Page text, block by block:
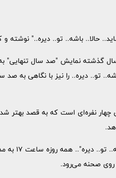
حالا.. باشه.. تو.. دیره.." نوشته و
گذشته نمایش "صد سال تنهایی" به
تو.. دیره.. را نیز با نگاهی به صد
چهار نفره‌ای است که به قصد بهتر